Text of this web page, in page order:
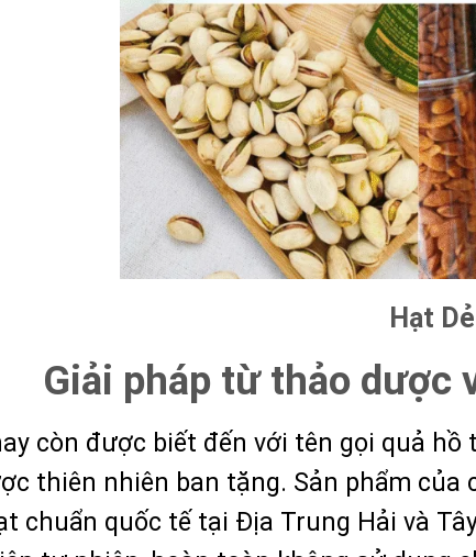
Hạt
Giải pháp từ thảo dược
còn được biết đến với tên gọi quả
thiên nhiên ban tặng. Sản phẩm
chuẩn quốc tế tại Địa Trung Hải và